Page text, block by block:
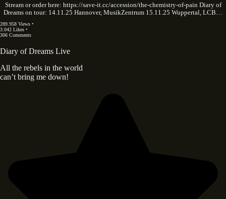
Stream or order here: https://save-it.cc/accession/the-chemistry-of-pain Diary of
Dreams on tour: 14.11.25 Hannover, MusikZentrum 15.11.25 Wuppertal, LCB…
289.958 Views •
3.042 Likes •
306 Comments
Diary of Dreams Live
All the rebels in the world
can’t bring me down!